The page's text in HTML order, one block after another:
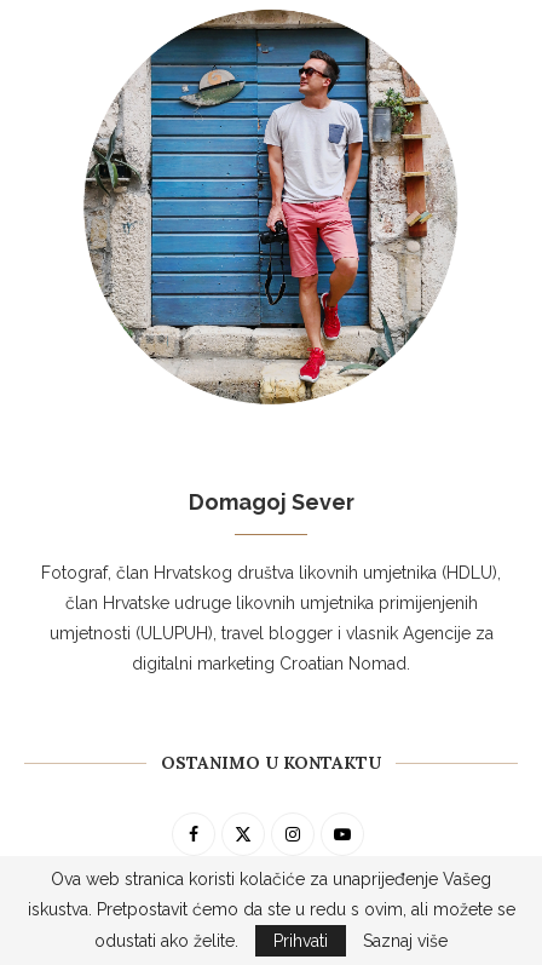
Domagoj Sever
Fotograf, član Hrvatskog društva likovnih umjetnika (HDLU),
član Hrvatske udruge likovnih umjetnika primijenjenih
umjetnosti (ULUPUH), travel blogger i vlasnik Agencije za
digitalni marketing Croatian Nomad.
OSTANIMO U KONTAKTU
PRETRAGA
Ova web stranica koristi kolačiće za unaprijeđenje Vašeg
iskustva. Pretpostavit ćemo da ste u redu s ovim, ali možete se
odustati ako želite.
Prihvati Saznaj više